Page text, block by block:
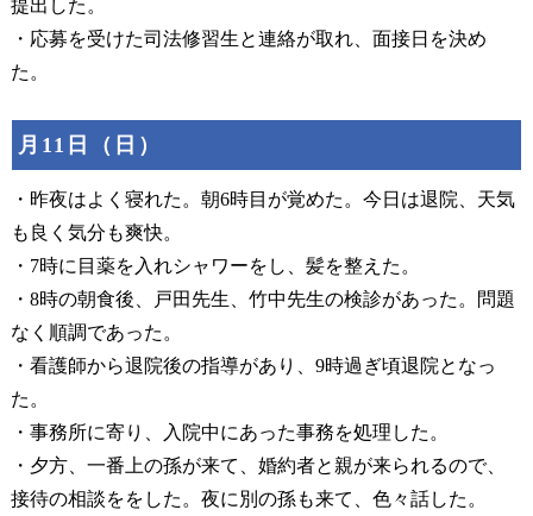
提出した。
・応募を受けた司法修習生と連絡が取れ、面接日を決め
た。
月11日（日）
・昨夜はよく寝れた。朝6時目が覚めた。今日は退院、天気
も良く気分も爽快。
・7時に目薬を入れシャワーをし、髪を整えた。
・8時の朝食後、戸田先生、竹中先生の検診があった。問題
なく順調であった。
・看護師から退院後の指導があり、9時過ぎ頃退院となっ
た。
・事務所に寄り、入院中にあった事務を処理した。
・夕方、一番上の孫が来て、婚約者と親が来られるので、
接待の相談ををした。夜に別の孫も来て、色々話した。